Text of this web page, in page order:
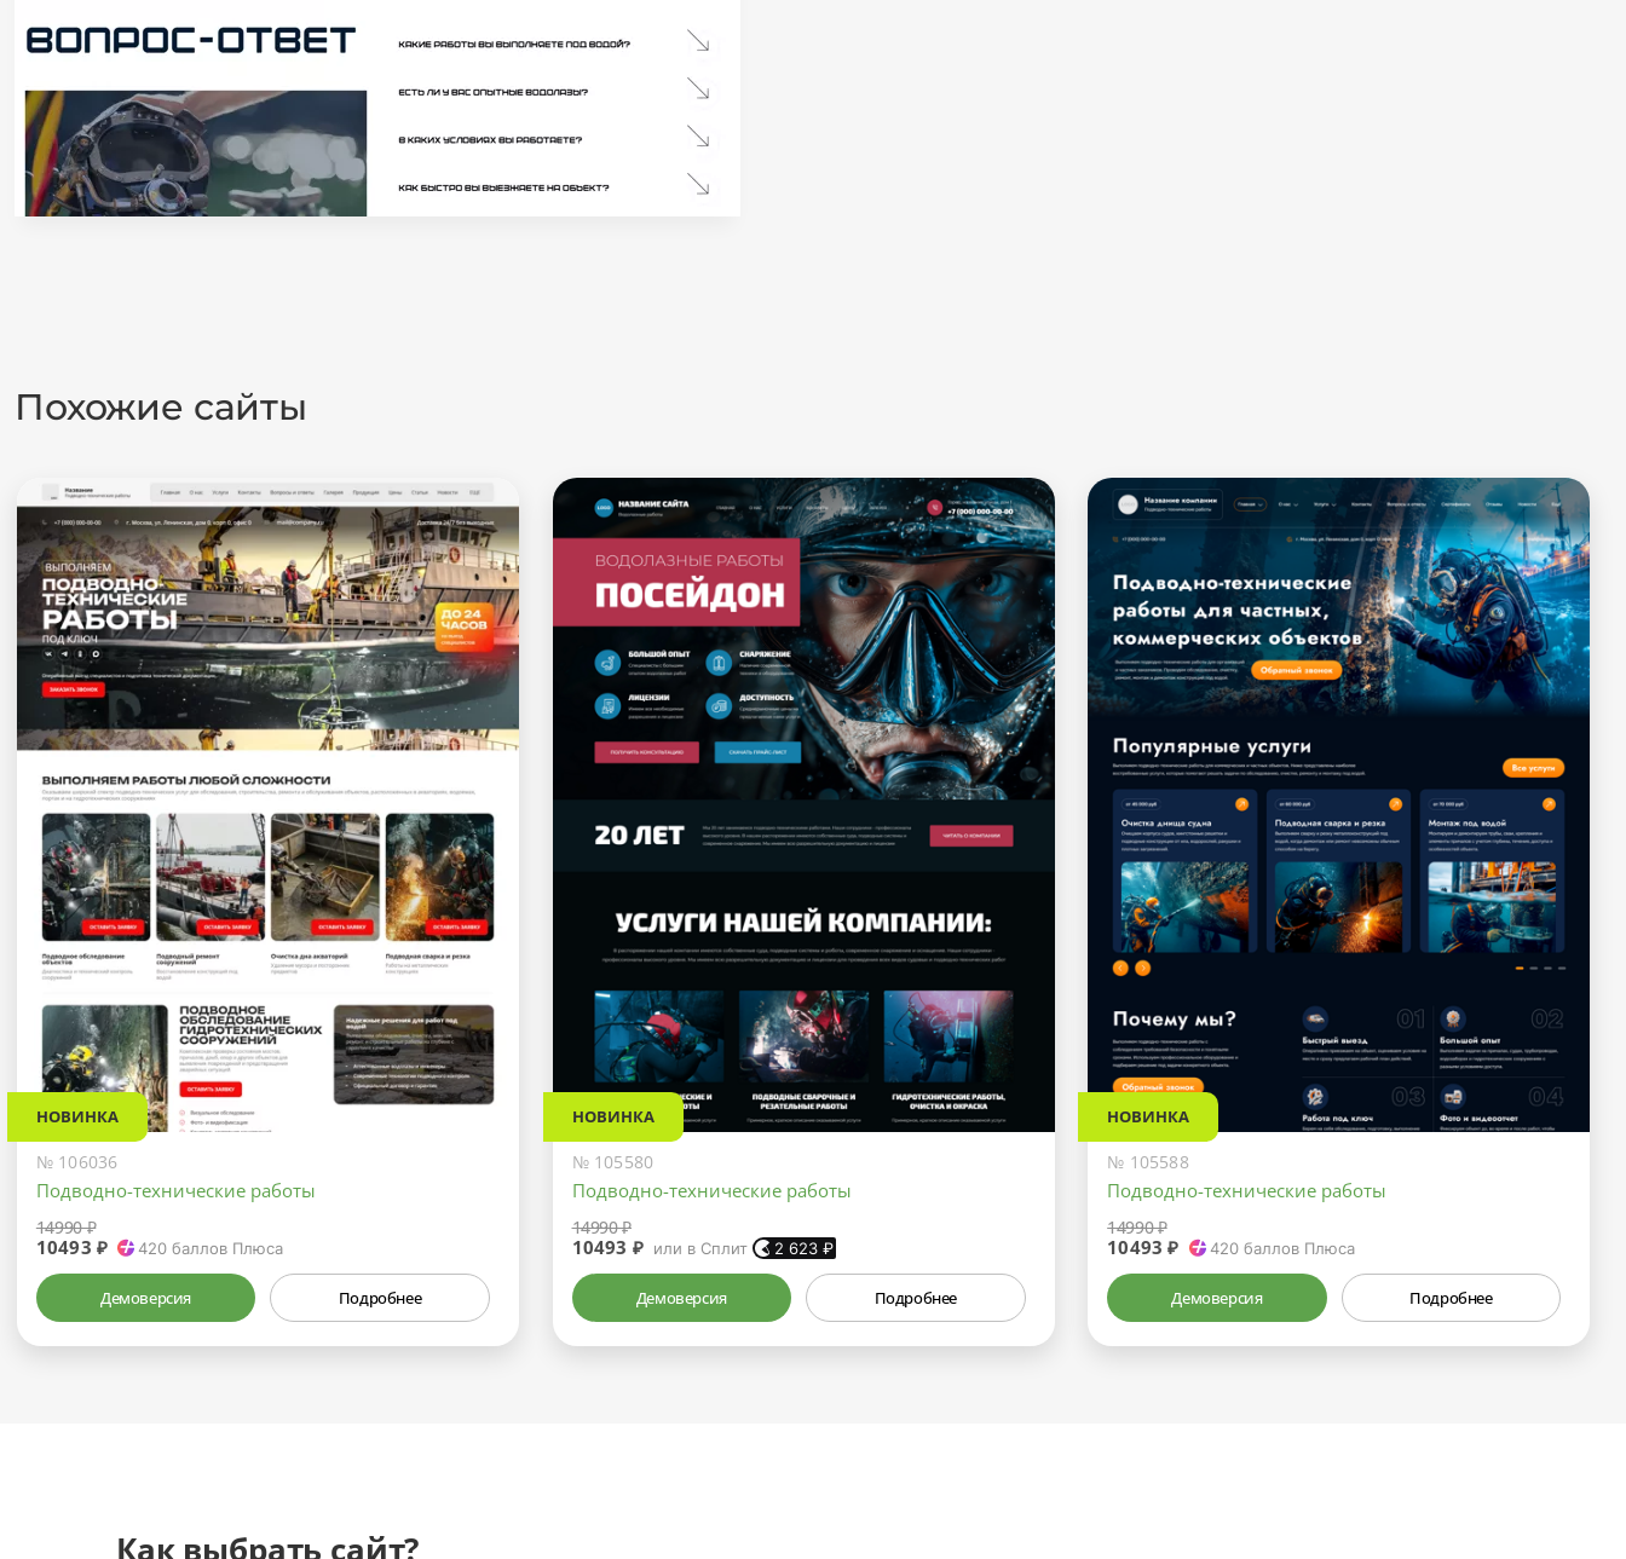
Похожие сайты
НОВИНКА
№ 106036
Подводно-технические работы
14990 ₽
10493 ₽ 420 баллов Плюса
Демоверсия Подробнее
НОВИНКА
№ 105580
Подводно-технические работы
14990 ₽
10493 ₽ или в Сплит 2 623₽
Демоверсия Подробнее
НОВИНКА
№ 105588
Подводно-технические работы
14990 ₽
10493 ₽ 420баллов Плюса
Демоверсия Подробнее
Как выбрать сайт?